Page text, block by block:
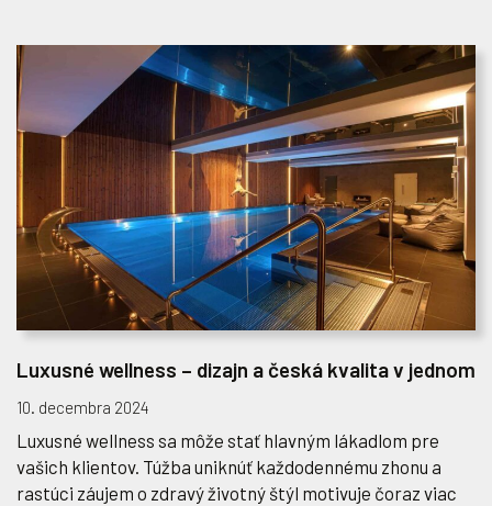
Luxusné wellness – dizajn a česká kvalita v jednom
10. decembra 2024
Luxusné wellness sa môže stať hlavným lákadlom pre
vašich klientov. Túžba uniknúť každodennému zhonu a
rastúci záujem o zdravý životný štýl motivuje čoraz viac